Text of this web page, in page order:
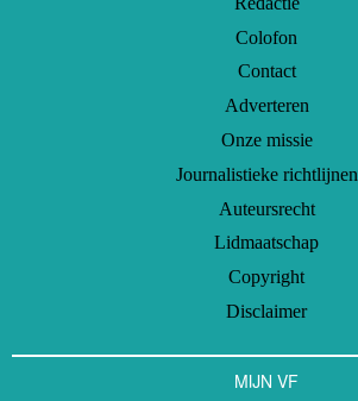
Colofon
Contact
Adverteren
Onze missie
Journalistieke richtlijnen
Auteursrecht
Lidmaatschap
Copyright
Disclaimer
MIJN VF